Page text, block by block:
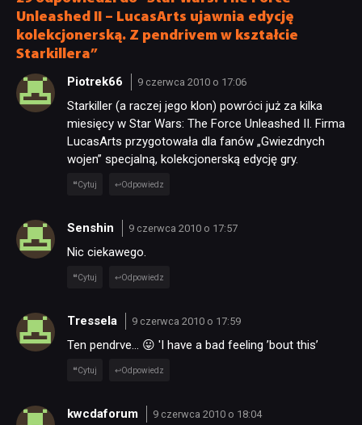
Unleashed II – LucasArts ujawnia edycję
kolekcjonerską. Z pendrivem w kształcie
Starkillera”
Piotrek66 9 czerwca 2010 o 17:06
Starkiller (a raczej jego klon) powróci już za kilka
miesięcy w Star Wars: The Force Unleashed II. Firma
LucasArts przygotowała dla fanów „Gwiezdnych
wojen” specjalną, kolekcjonerską edycję gry.
Cytuj Odpowiedz
Senshin 9 czerwca 2010 o 17:57
Nic ciekawego.
Cytuj Odpowiedz
Tressela 9 czerwca 2010 o 17:59
Ten pendrve… 😛 'I have a bad feeling ’bout this’
Cytuj Odpowiedz
kwcdaforum 9 czerwca 2010 o 18:04